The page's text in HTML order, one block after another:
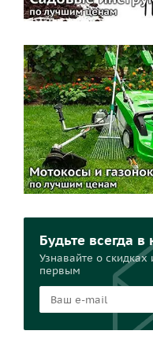
Будьте всегда в
Узнавайте о скидках
первым